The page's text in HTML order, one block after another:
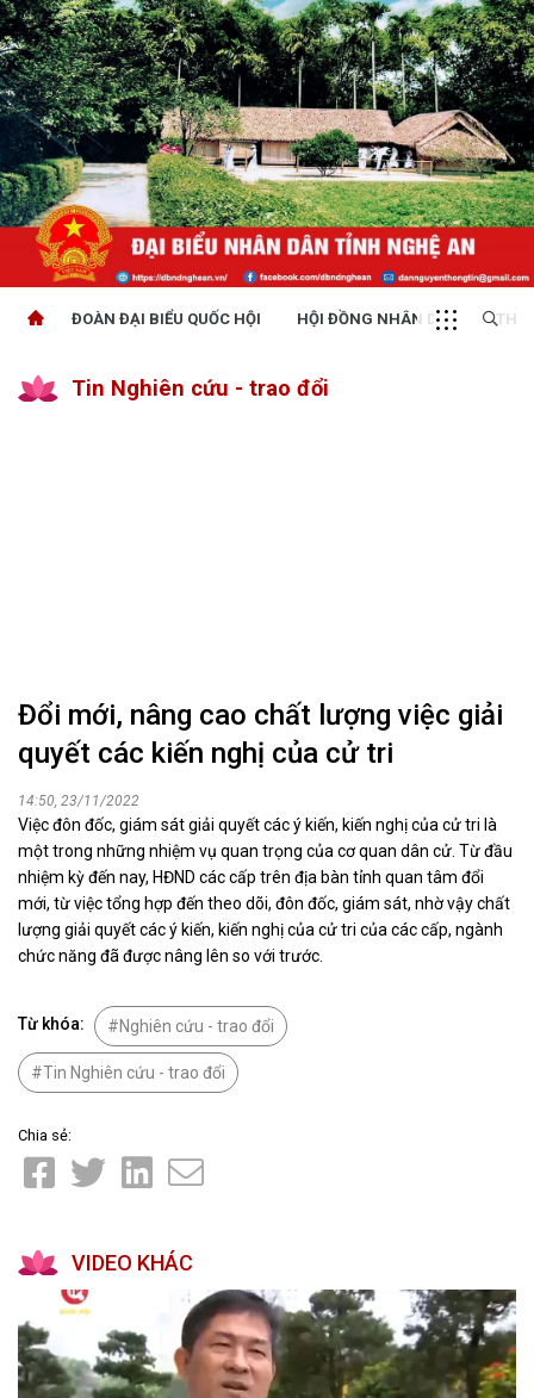
ĐOÀN ĐẠI BIỂU QUỐC HỘI HỘI ĐỒNG NHÂN DÂN
Tin Nghiên cứu - trao đổi
Đổi mới, nâng cao chất lượng việc giải
quyết các kiến nghị của cử tri
14:50, 23/11/2022
Việc đôn đốc, giám sát giải quyết các ý kiến, kiến nghị của cử tri là
một trong những nhiệm vụ quan trọng của cơ quan dân cử. Từ đầu
nhiệm kỳ đến nay, HĐND các cấp trên địa bàn tỉnh quan tâm đổi
mới, từ việc tổng hợp đến theo dõi, đôn đốc, giám sát, nhờ vậy chất
lượng giải quyết các ý kiến, kiến nghị của cử tri của các cấp, ngành
chức năng đã được nâng lên so với trước.
Từ khóa: Nghiên cứu - trao đổi
Tin Nghiên cứu - trao đổi
Chia sẻ:
VIDEO KHÁC